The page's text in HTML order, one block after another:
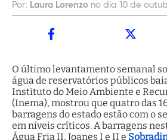
Por: Laura Lorenzo no dia 10 de
O último levantamento semanal
água de reservatórios públicos
Instituto do Meio Ambiente e
(Inema), mostrou que quatro das
barragens do estado estão com o
em níveis críticos. A barragens
Água Fria II, Joanes I e II e